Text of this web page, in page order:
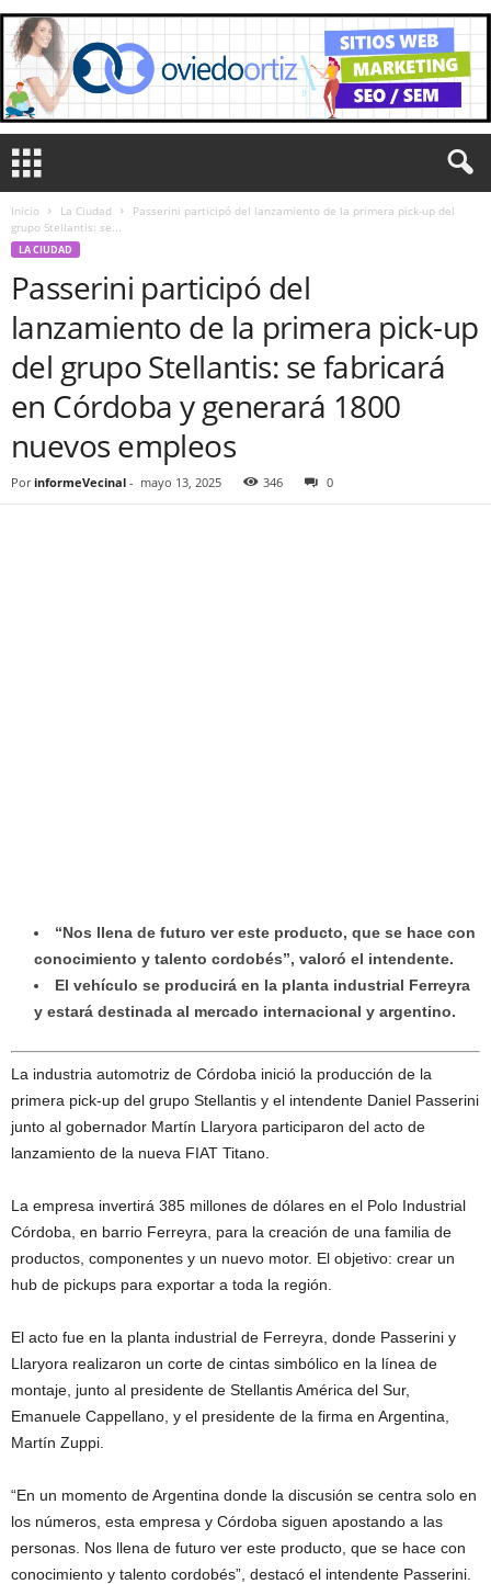
Inicio La Ciudad
Passerini participó del lanzamiento de la primera pick-up del
grupo Stellantis: se...
LA CIUDAD
Passerini participó del
lanzamiento de la primera pick-up
del grupo Stellantis: se fabricará
en Córdoba y generará 1800
nuevos empleos
Por informeVecinal - mayo 13, 2025 346 0
“Nos llena de futuro ver este producto, que se hace con
conocimiento y talento cordobés”, valoró el intendente.
El vehículo se producirá en la planta industrial Ferreyra
y estará destinada al mercado internacional y argentino.
La industria automotriz de Córdoba inició la producción de la
primera pick-up del grupo Stellantis y el intendente Daniel Passerini
junto al gobernador Martín Llaryora participaron del acto de
lanzamiento de la nueva FIAT Titano.
La empresa invertirá 385 millones de dólares en el Polo Industrial
Córdoba, en barrio Ferreyra, para la creación de una familia de
productos, componentes y un nuevo motor. El objetivo: crear un
hub de pickups para exportar a toda la región.
El acto fue en la planta industrial de Ferreyra, donde Passerini y
Llaryora realizaron un corte de cintas simbólico en la línea de
montaje, junto al presidente de Stellantis América del Sur,
Emanuele Cappellano, y el presidente de la firma en Argentina,
Martín Zuppi.
“En un momento de Argentina donde la discusión se centra solo en
los números, esta empresa y Córdoba siguen apostando a las
personas. Nos llena de futuro ver este producto, que se hace con
conocimiento y talento cordobés”, destacó el intendente Passerini.